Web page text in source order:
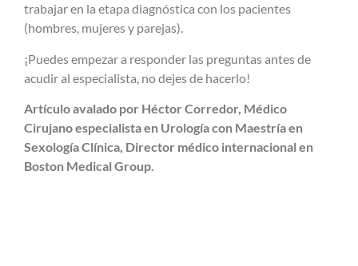
trabajar en la etapa diagnóstica con los pacientes
(hombres, mujeres y parejas).
¡Puedes empezar a responder las preguntas antes de
acudir al especialista, no dejes de hacerlo!
Artículo avalado por Héctor Corredor, Médico
Cirujano especialista en Urología con Maestría en
Sexología Clínica, Director médico internacional en
Boston Medical Group.